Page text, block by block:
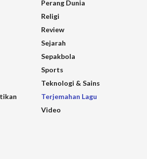
Perang Dunia
Religi
Review
Sejarah
Sepakbola
Sports
Teknologi & Sains
Terjemahan Lagu
Video